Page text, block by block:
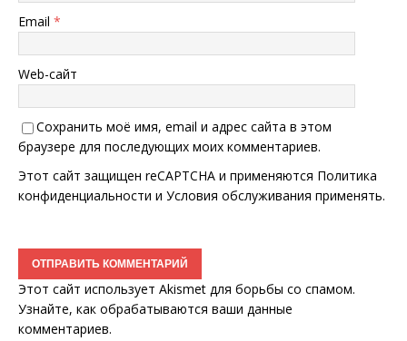
Email *
Web-сайт
Сохранить моё имя, email и адрес сайта в этом
браузере для последующих моих комментариев.
Этот сайт защищен reCAPTCHA и применяются Политика
конфиденциальности и Условия обслуживания применять.
Этот сайт использует Akismet для борьбы со спамом.
Узнайте, как обрабатываются ваши данные
комментариев.